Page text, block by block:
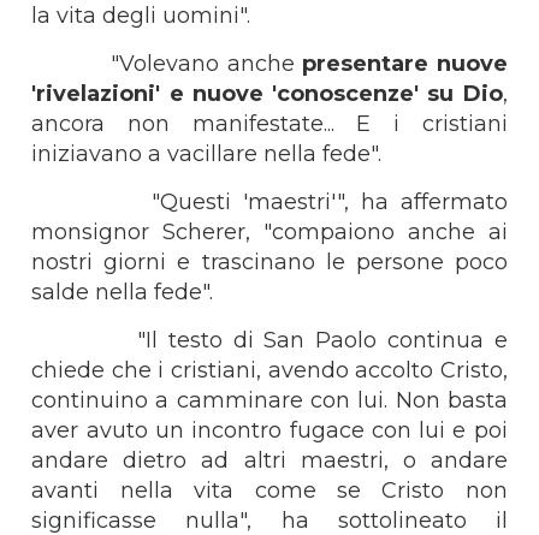
la vita degli uomini".
"Volevano anche presentare nuove
'rivelazioni' e nuove 'conoscenze' su Dio,
ancora non manifestate... E i cristiani
iniziavano a vacillare nella fede".
"Questi 'maestri'", ha affermato
monsignor Scherer, "compaiono anche ai
nostri giorni e trascinano le persone poco
salde nella fede".
"Il testo di San Paolo continua e
chiede che i cristiani, avendo accolto Cristo,
continuino a camminare con lui. Non basta
aver avuto un incontro fugace con lui e poi
andare dietro ad altri maestri, o andare
avanti nella vita come se Cristo non
significasse nulla", ha sottolineato il